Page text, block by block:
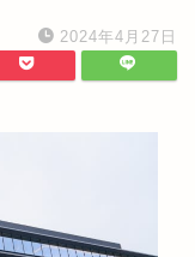
2024年4月27日